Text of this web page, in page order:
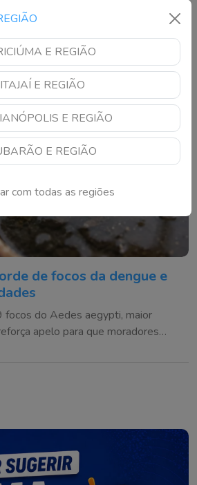
E REGIÃO
ITAJAÍ E REGIÃO
E REGIÃO
E REGIÃO
com todas as regiões
e figura entre os melhores
de focos da dengue e
focos do Aedes aegypti, maior
apelo para que moradores